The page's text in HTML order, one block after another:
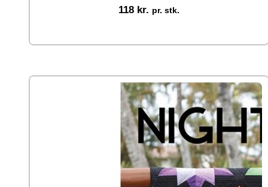
118 kr. pr. stk.